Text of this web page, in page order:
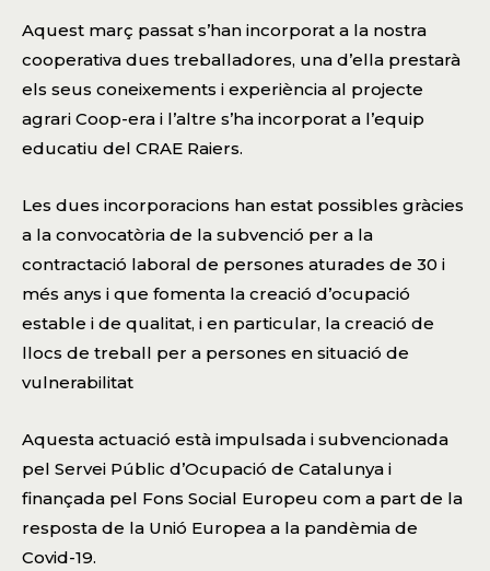
Aquest març passat s’han incorporat a la nostra
cooperativa dues treballadores, una d’ella prestarà
els seus coneixements i experiència al projecte
agrari Coop-era i l’altre s’ha incorporat a l’equip
educatiu del CRAE Raiers.
Les dues incorporacions han estat possibles gràcies
a la convocatòria de la subvenció per a la
contractació laboral de persones aturades de 30 i
més anys i que fomenta la creació d’ocupació
estable i de qualitat, i en particular, la creació de
llocs de treball per a persones en situació de
vulnerabilitat
Aquesta actuació està impulsada i subvencionada
pel Servei Públic d’Ocupació de Catalunya i
finançada pel Fons Social Europeu com a part de la
resposta de la Unió Europea a la pandèmia de
Covid-19.